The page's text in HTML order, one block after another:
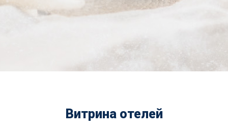
Витрина отелей